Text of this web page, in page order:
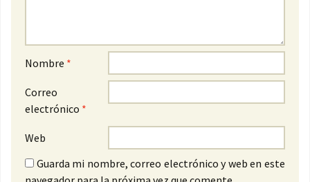
Nombre *
Correo
electrónico *
Web
Guarda mi nombre, correo electrónico y web en este